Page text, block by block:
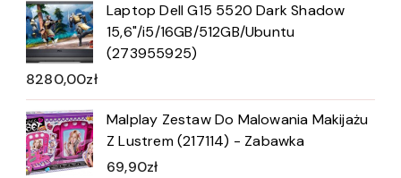
Laptop Dell G15 5520 Dark Shadow
15,6"/i5/16GB/512GB/Ubuntu
(273955925)
8280,00zł
Malplay Zestaw Do Malowania Makijażu
Z Lustrem (217114) - Zabawka
69,90zł